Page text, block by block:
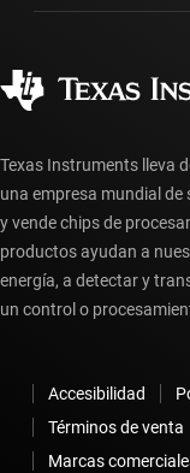
Preguntas
Preguntas
Texas Instruments lleva
una empresa mundial
y vende chips de
productos ayudan a
energía, a detectar y
un control o
Accesibilidad
Términos de venta
Marcas